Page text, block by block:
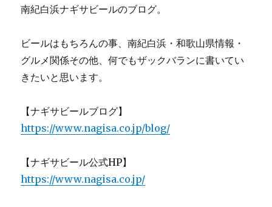
南紀白浜ナギサビールのブログ。
ビールはもちろんの事、南紀白浜・和歌山県情報・
グルメ関係その他、何でもザックバランに書いてい
きたいと思います。
【ナギサビールブログ】
https://www.nagisa.co.jp/blog/
【ナギサビール公式HP】
https://www.nagisa.co.jp/